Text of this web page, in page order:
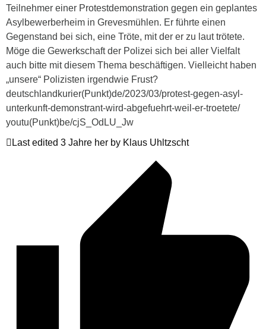
Teilnehmer einer Protestdemonstration gegen ein geplantes
Asylbewerberheim in Grevesmühlen. Er führte einen
Gegenstand bei sich, eine Tröte, mit der er zu laut trötete.
Möge die Gewerkschaft der Polizei sich bei aller Vielfalt
auch bitte mit diesem Thema beschäftigen. Vielleicht haben
„unsere“ Polizisten irgendwie Frust?
deutschlandkurier(Punkt)de/2023/03/protest-gegen-asyl-
unterkunft-demonstrant-wird-abgefuehrt-weil-er-troetete/
youtu(Punkt)be/cjS_OdLU_Jw
Last edited 3 Jahre her by Klaus Uhltzscht